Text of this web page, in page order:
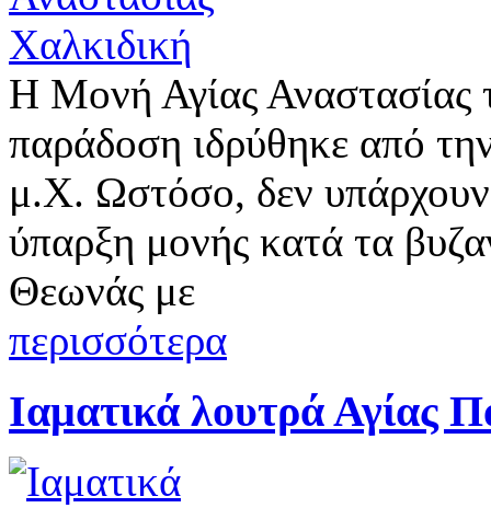
Η Μονή Αγίας Αναστασίας
παράδοση ιδρύθηκε από
μ.Χ. Ωστόσο, δεν υπάρχουν
ύπαρξη μονής κατά τα
Θεωνάς με
περισσότερα
Ιαματικά λουτρά Αγίας